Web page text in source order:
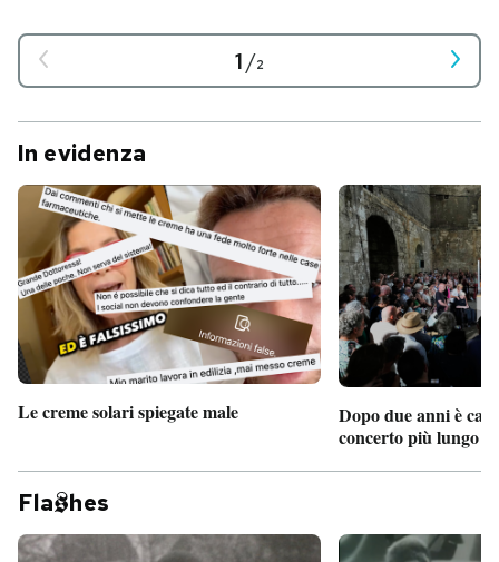
1/2
In evidenza
Le creme solari spiegate male
Dopo due anni è
concerto più lungo
Fla hes